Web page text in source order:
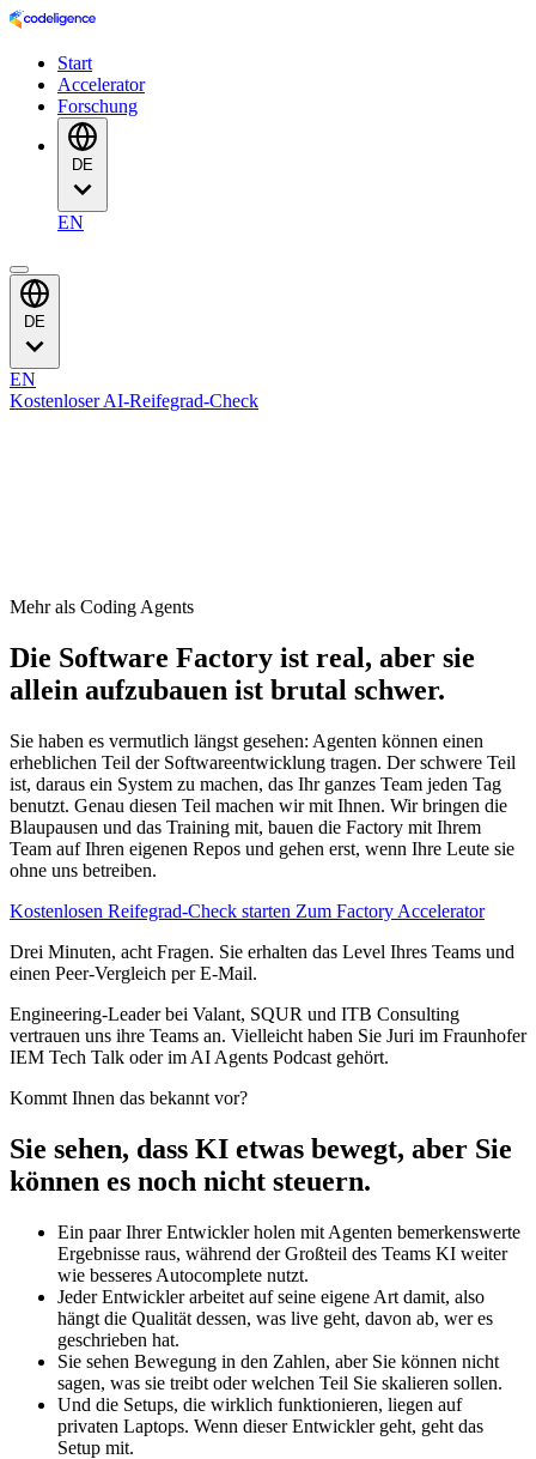
Start
Accelerator
Forschung
DE
EN
DE
EN
Kostenloser AI-Reifegrad-Check
Mehr als Coding Agents
Die Software Factory ist real, aber sie
allein aufzubauen ist brutal schwer.
Sie haben es vermutlich längst gesehen: Agenten können einen
erheblichen Teil der Softwareentwicklung tragen. Der schwere Teil
ist, daraus ein System zu machen, das Ihr ganzes Team jeden Tag
benutzt. Genau diesen Teil machen wir mit Ihnen. Wir bringen die
Blaupausen und das Training mit, bauen die Factory mit Ihrem
Team auf Ihren eigenen Repos und gehen erst, wenn Ihre Leute sie
ohne uns betreiben.
Kostenlosen Reifegrad-Check starten Zum Factory Accelerator
Drei Minuten, acht Fragen. Sie erhalten das Level Ihres Teams und
einen Peer-Vergleich per E-Mail.
Engineering-Leader bei Valant, SQUR und ITB Consulting
vertrauen uns ihre Teams an. Vielleicht haben Sie Juri im Fraunhofer
IEM Tech Talk oder im AI Agents Podcast gehört.
Kommt Ihnen das bekannt vor?
Sie sehen, dass KI etwas bewegt, aber Sie
können es noch nicht steuern.
Ein paar Ihrer Entwickler holen mit Agenten bemerkenswerte
Ergebnisse raus, während der Großteil des Teams KI weiter
wie besseres Autocomplete nutzt.
Jeder Entwickler arbeitet auf seine eigene Art damit, also
hängt die Qualität dessen, was live geht, davon ab, wer es
geschrieben hat.
Sie sehen Bewegung in den Zahlen, aber Sie können nicht
sagen, was sie treibt oder welchen Teil Sie skalieren sollen.
Und die Setups, die wirklich funktionieren, liegen auf
privaten Laptops. Wenn dieser Entwickler geht, geht das
Setup mit.